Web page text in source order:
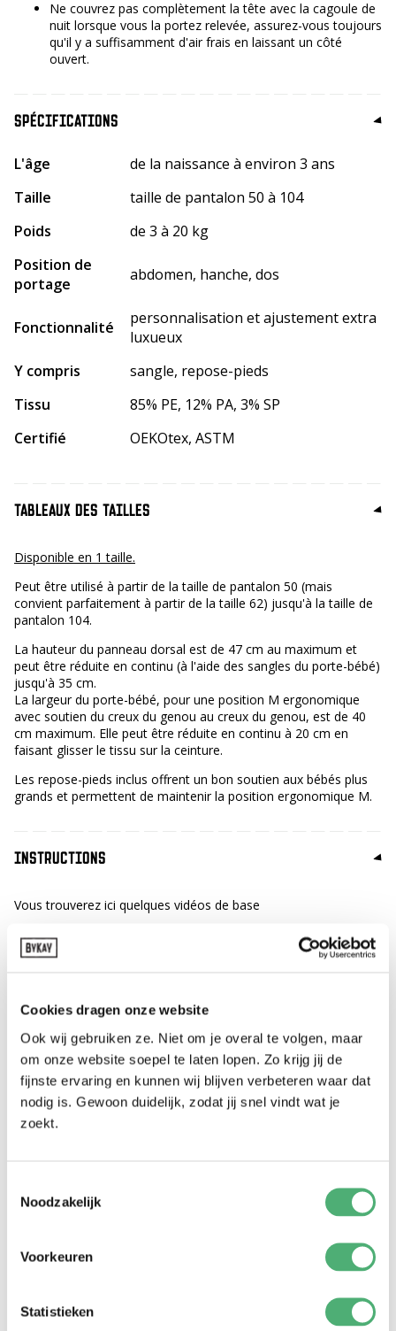
Cookies dragen onze website
Ook wij gebruiken ze. Niet om je overal te volgen, maar
om onze website soepel te laten lopen. Zo krijg jij de
fijnste ervaring en kunnen wij blijven verbeteren waar dat
nodig is. Gewoon duidelijk, zodat jij snel vindt wat je
zoekt.
Noodzakelijk
Voorkeuren
Statistieken
Ne couvrez pas complètement la tête avec la cagoule de
nuit lorsque vous la portez relevée, assurez-vous toujours
qu'il y a suffisamment d'air frais en laissant un côté
ouvert.
SPÉCIFICATIONS
L'âge
de la naissance à environ 3 ans
Taille
taille de pantalon 50 à 104
Poids
de 3 à 20 kg
Position de
portage
abdomen, hanche, dos
Fonctionnalité
personnalisation et ajustement extra
luxueux
Y compris
sangle, repose-pieds
Tissu
85% PE, 12% PA, 3% SP
Certifié
OEKOtex, ASTM
TABLEAUX DES TAILLES
Disponible en 1 taille.
Peut être utilisé à partir de la taille de pantalon 50 (mais
convient parfaitement à partir de la taille 62) jusqu'à la taille de
pantalon 104.
La hauteur du panneau dorsal est de 47 cm au maximum et
peut être réduite en continu (à l'aide des sangles du porte-bébé)
jusqu'à 35 cm.
La largeur du porte-bébé, pour une position M ergonomique
avec soutien du creux du genou au creux du genou, est de 40
cm maximum. Elle peut être réduite en continu à 20 cm en
faisant glisser le tissu sur la ceinture.
Les repose-pieds inclus offrent un bon soutien aux bébés plus
grands et permettent de maintenir la position ergonomique M.
INSTRUCTIONS
Vous trouverez ici quelques vidéos de base
Pour plus d'informations sur les vidéos et la notice d'utilisation,
visitez notre
Caractéristiques de Click Classic